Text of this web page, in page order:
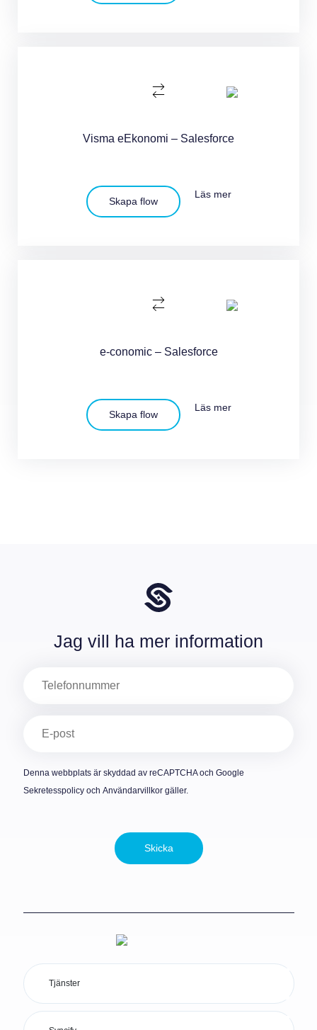
Visma eEkonomi – Salesforce
Skapa flow
Läs mer
e-conomic – Salesforce
Skapa flow
Läs mer
Jag vill ha mer information
post
Denna webbplats är skyddad av reCAPTCHA och Google
Sekretesspolicyoch Användarvillkorgäller.
Skicka
Tjänster